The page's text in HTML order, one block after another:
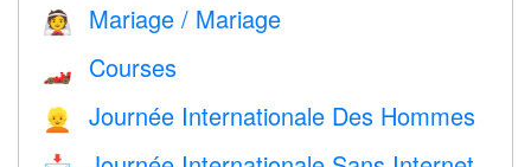
👰 Mariage / Mariage
🏎 Courses
👱 Journée Internationale Des Hommes